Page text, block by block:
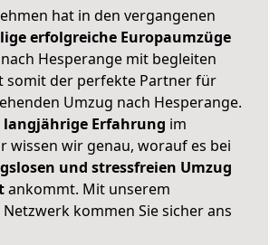
hat in den vergangenen
erfolgreiche Europaumzüge
Hesperange mit begleiten
somit der perfekte Partner für
Umzug nach Hesperange.
langjährige Erfahrung im
wissen wir genau, worauf es bei
und stressfreien Umzug
ankommt. Mit unserem
kommen Sie sicher ans